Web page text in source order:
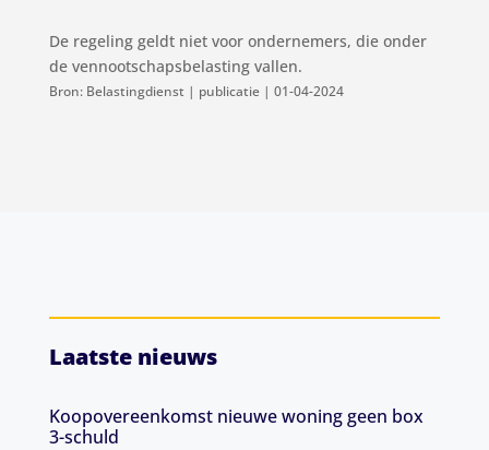
De regeling geldt niet voor ondernemers, die onder
de vennootschapsbelasting vallen.
Bron: Belastingdienst | publicatie | 01-04-2024
Laatste nieuws
Koopovereenkomst nieuwe woning geen box
3-schuld